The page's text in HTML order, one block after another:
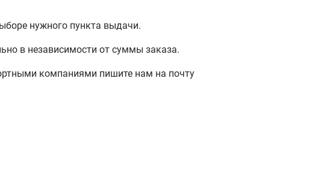
нужного пункта выдачи.
в независимости от суммы заказа.
компаниями пишите нам на почту